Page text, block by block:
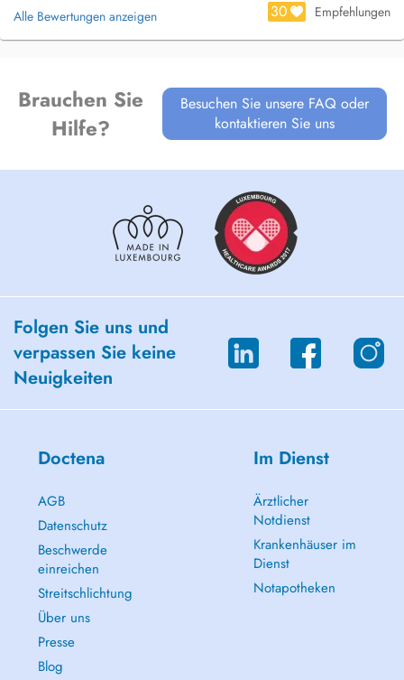
Alle Bewertungen anzeigen 30 Empfehlungen
Brauchen Sie
Hilfe?
Besuchen Sie unsere FAQ oder
kontaktieren Sie uns
Folgen Sie uns und
verpassen Sie keine
Neuigkeiten
Doctena
AGB
Datenschutz
Beschwerde
einreichen
Streitschlichtung
Über uns
Presse
Blog
Im Dienst
Ärztlicher
Notdienst
Krankenhäuser im
Dienst
Notapotheken